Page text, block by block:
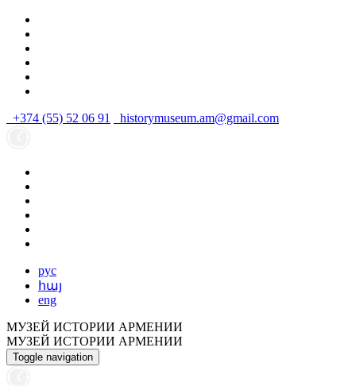
+374 (55) 52 06 91 historymuseum.am@gmail.com
рус
հայ
eng
МУЗЕЙ ИСТОРИИ АРМЕНИИ
МУЗЕЙ ИСТОРИИ АРМЕНИИ
Toggle navigation